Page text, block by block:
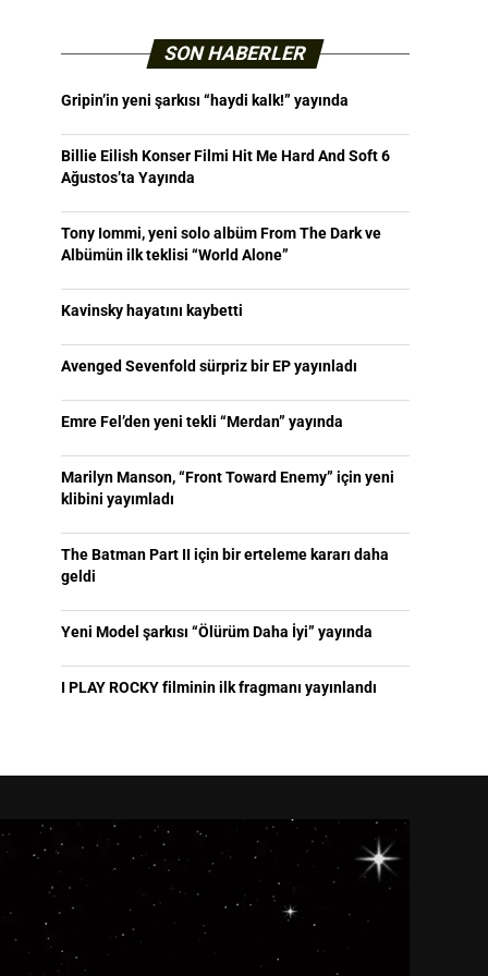
SON HABERLER
Gripin’in yeni şarkısı “haydi kalk!” yayında
Billie Eilish Konser Filmi Hit Me Hard And Soft 6
Ağustos’ta Yayında
Tony Iommi, yeni solo albüm From The Dark ve
Albümün ilk teklisi “World Alone”
Kavinsky hayatını kaybetti
Avenged Sevenfold sürpriz bir EP yayınladı
Emre Fel’den yeni tekli “Merdan” yayında
Marilyn Manson, “Front Toward Enemy” için yeni
klibini yayımladı
The Batman Part II için bir erteleme kararı daha
geldi
Yeni Model şarkısı “Ölürüm Daha İyi” yayında
I PLAY ROCKY filminin ilk fragmanı yayınlandı